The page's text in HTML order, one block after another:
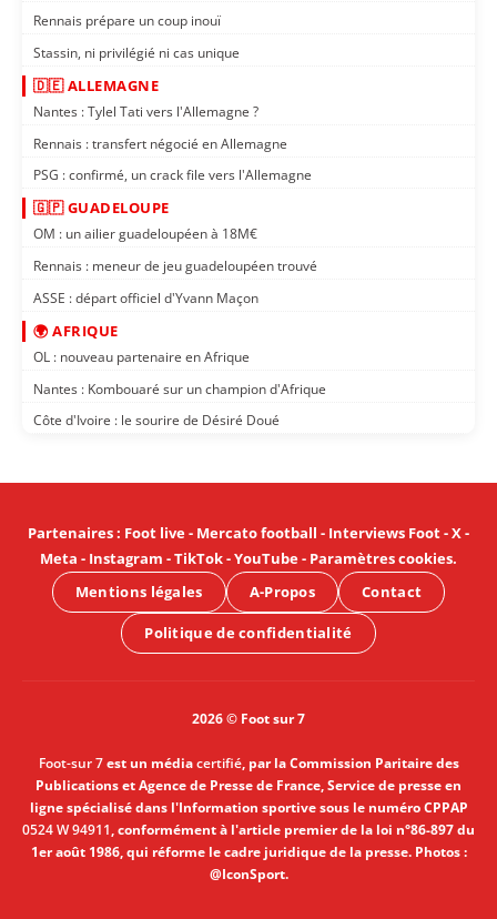
Rennais prépare un coup inouï
Stassin, ni privilégié ni cas unique
🇩🇪 ALLEMAGNE
Nantes : Tylel Tati vers l'Allemagne ?
Rennais : transfert négocié en Allemagne
PSG : confirmé, un crack file vers l'Allemagne
🇬🇵 GUADELOUPE
OM : un ailier guadeloupéen à 18M€
Rennais : meneur de jeu guadeloupéen trouvé
ASSE : départ officiel d'Yvann Maçon
🌍 AFRIQUE
OL : nouveau partenaire en Afrique
Nantes : Kombouaré sur un champion d'Afrique
Côte d'Ivoire : le sourire de Désiré Doué
Partenaires: Foot live- Mercato football - Interviews Foot-X-
Meta - Instagram -TikTok-YouTube- Paramètres cookies.
Mentions légales
A-Propos Contact
Politique de confidentialité
2026 © Foot sur 7
Foot-sur 7est un médiacertifié, par la Commission Paritaire des
Publications et Agence de Presse de France, Service de presse en
ligne spécialisé dans l'Information sportive sous le numéro CPPAP
0524 W 94911, conformément à l'article premier de la loi n°86-897 du
1er août 1986, qui réforme le cadre juridique de la presse. Photos :
@IconSport.